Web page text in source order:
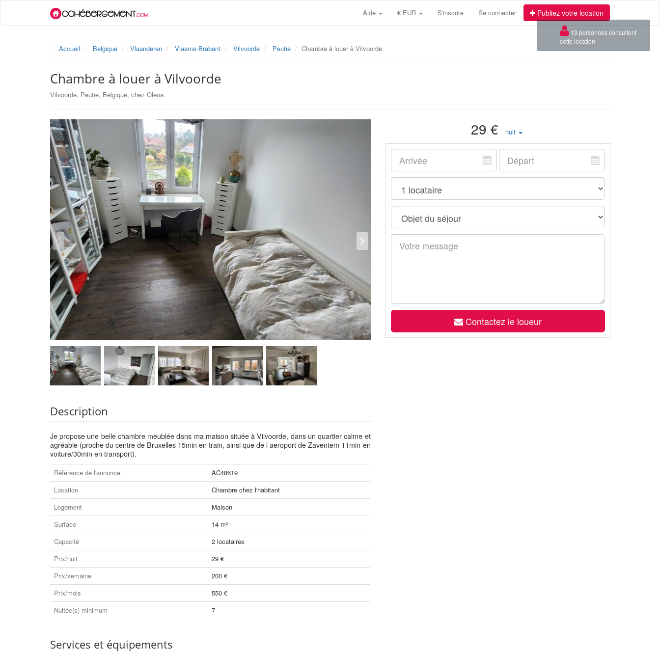
Aide € EUR S'inscrire Se connecter Publiez votre location
Accueil Belgique Vlaanderen Vlaams-Brabant Vilvoorde Peutie Chambre à louer à Vilvoorde
Chambre à louer à Vilvoorde
Vilvoorde, Peutie, Belgique, chez Olena
29 € nuit
Contactez le loueur
Description
Je propose une belle chambre meublée dans ma maison située à Vilvoorde, dans un quartier calme et
agréable (proche du centre de Bruxelles 15min en train, ainsi que de l aeroport de Zaventem 11min en
voiture/30min en transport).
Référence de l'annonce
AC48619
Location
Chambre chez l'habitant
Logement
Maison
Surface
14 m²
Capacité
2 locataires
Prix/nuit
29 €
Prix/semaine
200 €
Prix/mois
550 €
Nuitée(s) minimum
7
Services et équipements
×
13 personnes consultent
cette location